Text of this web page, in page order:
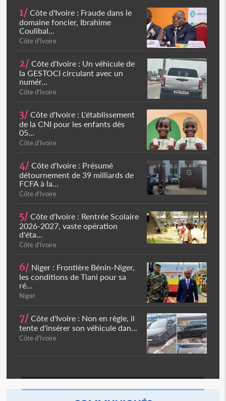
1/ Côte d'Ivoire : Fraude dans le
domaine foncier, Ibrahime
Coulibal...
Côte d'Ivoire
2/ Côte d'Ivoire : Un véhicule de
la GESTOCI circulant avec un
numér...
Côte d'Ivoire
3/ Côte d'Ivoire : L'établissement
de la CNI pour les enfants dès
05...
Côte d'Ivoire
4/ Côte d'Ivoire : Présumé
détournement de 39 milliards de
FCFA à la...
Côte d'Ivoire
5/ Côte d'Ivoire : Rentrée Scolaire
2026-2027, vaste opération
d'éta...
Côte d'Ivoire
6/ Niger : Frontière Bénin-Niger,
les conditions de Tiani pour sa
ré...
Niger
7/ Côte d'Ivoire : Non en règle, il
tente d'insérer son véhicule dan...
Côte d'Ivoire